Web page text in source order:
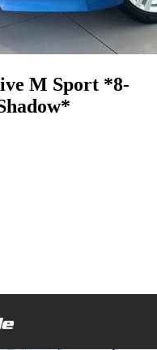
M Sport *8-